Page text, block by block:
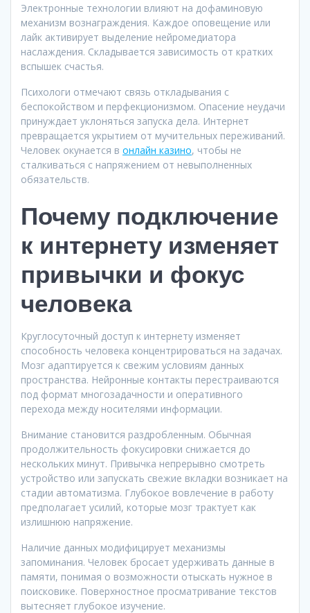
Электронные технологии влияют на дофаминовую
механизм вознаграждения. Каждое оповещение или
лайк активирует выделение нейромедиатора
наслаждения. Складывается зависимость от кратких
вспышек счастья.
Психологи отмечают связь откладывания с
беспокойством и перфекционизмом. Опасение неудачи
принуждает уклоняться запуска дела. Интернет
превращается укрытием от мучительных переживаний.
Человек окунается в онлайн казино, чтобы не
сталкиваться с напряжением от невыполненных
обязательств.
Почему подключение
к интернету изменяет
привычки и фокус
человека
Круглосуточный доступ к интернету изменяет
способность человека концентрироваться на задачах.
Мозг адаптируется к свежим условиям данных
пространства. Нейронные контакты перестраиваются
под формат многозадачности и оперативного
перехода между носителями информации.
Внимание становится раздробленным. Обычная
продолжительность фокусировки снижается до
нескольких минут. Привычка непрерывно смотреть
устройство или запускать свежие вкладки возникает на
стадии автоматизма. Глубокое вовлечение в работу
предполагает усилий, которые мозг трактует как
излишнюю напряжение.
Наличие данных модифицирует механизмы
запоминания. Человек бросает удерживать данные в
памяти, понимая о возможности отыскать нужное в
поисковике. Поверхностное просматривание текстов
вытесняет глубокое изучение.